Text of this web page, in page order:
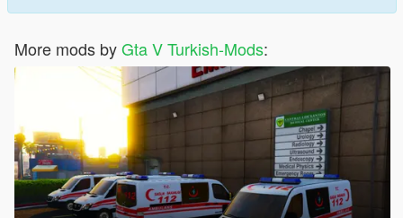
More mods byGta V Turkish-Mods: